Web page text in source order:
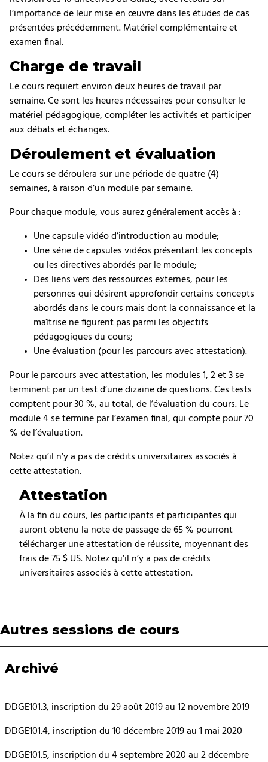
l’importance de leur mise en œuvre dans les études de cas
présentées précédemment. Matériel complémentaire et
examen final.
Charge de travail
Le cours requiert environ deux heures de travail par
semaine. Ce sont les heures nécessaires pour consulter le
matériel pédagogique, compléter les activités et participer
aux débats et échanges.
Déroulement et évaluation
Le cours se déroulera sur une période de quatre (4)
semaines, à raison d’un module par semaine.
Pour chaque module, vous aurez généralement accès à :
Une capsule vidéo d’introduction au module;
Une série de capsules vidéos présentant les concepts
ou les directives abordés par le module;
Des liens vers des ressources externes, pour les
personnes qui désirent approfondir certains concepts
abordés dans le cours mais dont la connaissance et la
maîtrise ne figurent pas parmi les objectifs
pédagogiques du cours;
Une évaluation (pour les parcours avec attestation).
Pour le parcours avec attestation, les modules 1, 2 et 3 se
terminent par un test d’une dizaine de questions. Ces tests
comptent pour 30 %, au total, de l’évaluation du cours. Le
module 4 se termine par l’examen final, qui compte pour 70
% de l’évaluation.
Notez qu’il n’y a pas de crédits universitaires associés à
cette attestation.
Attestation
À la fin du cours, les participants et participantes qui
auront obtenu la note de passage de 65 % pourront
télécharger une attestation de réussite, moyennant des
frais de 75 $ US. Notez qu’il n’y a pas de crédits
universitaires associés à cette attestation.
Autres sessions de cours
Archivé
DDGE101.3, inscription du 29 août 2019 au 12 novembre 2019
DDGE101.4, inscription du 10 décembre 2019 au 1 mai 2020
DDGE101.5, inscription du 4 septembre 2020 au 2 décembre